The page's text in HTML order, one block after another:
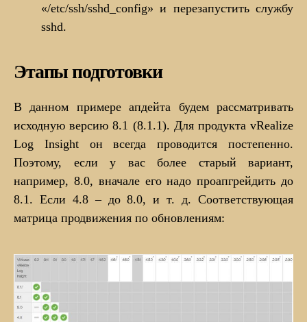
«/etc/ssh/sshd_config» и перезапустить службу
sshd.
Этапы подготовки
В данном примере апдейта будем рассматривать
исходную версию 8.1 (8.1.1). Для продукта vRealize
Log Insight он всегда проводится постепенно.
Поэтому, если у вас более старый вариант,
например, 8.0, вначале его надо проапгрейдить до
8.1. Если 4.8 – до 8.0, и т. д. Соответствующая
матрица продвижения по обновлениям: